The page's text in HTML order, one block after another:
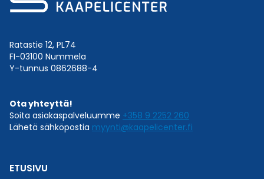
Ratastie 12, PL74
FI-03100 Nummela
Y-tunnus 0862688-4
Ota yhteyttä!
Soita asiakaspalveluumme +358 9 2252 260
Lähetä sähköpostia myynti@kaapelicenter.fi
ETUSIVU